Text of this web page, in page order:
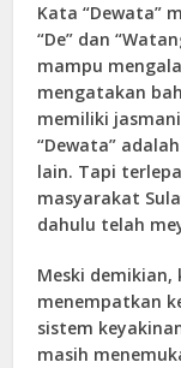
Kata “Dewata”
“De” dan
mampu
mengatakan
memiliki
“Dewata”
lain. Tapi
masyarakat
dahulu telah
Meski demikian,
menempatkan
sistem
masih